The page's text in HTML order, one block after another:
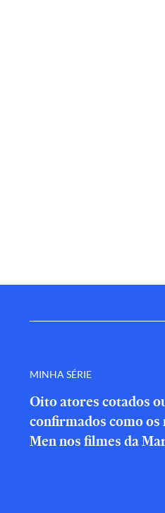
MINHA SÉRIE
Oito atores cotados
confirmados como os
Men nos filmes da